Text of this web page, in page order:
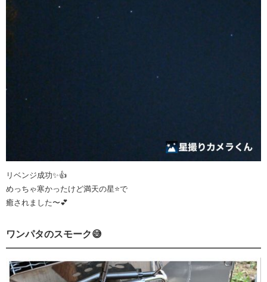
リベンジ成功✨👍
めっちゃ寒かったけど満天の星⭐️で
癒されました〜💕
ワンパタのスモーク😅